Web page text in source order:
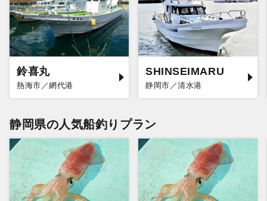
鈴喜丸
熱海市／網代港
SHINSEIMARU
静岡市／清水港
静岡県の人気船釣りプラン